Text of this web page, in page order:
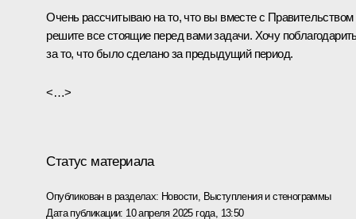
Очень рассчитываю на то, что вы вместе с Правительством
решите все стоящие перед вами задачи. Хочу
за то, что было сделано за предыдущий период.
<…>
Статус материала
Опубликован в разделах: Новости, Выступления и стенограммы
Дата публикации: 10 апреля 2025 года, 13:50